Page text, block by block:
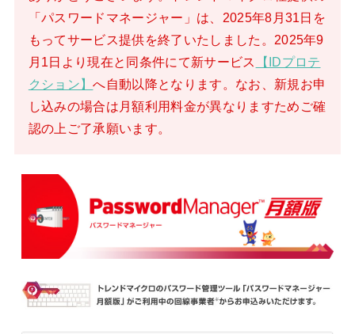
「パスワードマネージャー」は、2025年8月31日を
もってサービス提供を終了いたしました。2025年9
月1日より現在と同条件にて新サービス
【IDプロテ
クション】へ自動以降となります。なお、新規お申
し込みの場合は月額利用料金が異なりますためご確
認の上ご了承願います。